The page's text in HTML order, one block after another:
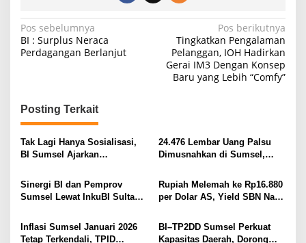
N
a
g
a
s
p
o
s
Pos sebelumnya
BI : Surplus Neraca
Perdagangan Berlanjut
Pos berikutnya
Tingkatkan Pengalaman
Pelanggan, IOH Hadirkan
Gerai IM3 Dengan Konsep
Baru yang Lebih “Comfy”
Posting Terkait
Tak Lagi Hanya Sosialisasi,
BI Sumsel Ajarkan
Perluas Layanan Penukaran
Uang
24.476 Lembar Uang Palsu
Dimusnahkan di Sumsel,
Mendominasi
Sinergi BI dan Pemprov
Sumsel Lewat InkuBI Sultan
Kelas Digital
Rupiah Melemah ke Rp16.880
per Dolar AS, Yield SBN Naik
Inflasi Sumsel Januari 2026
Tetap Terkendali, TPID
BI–TP2DD Sumsel Perkuat
Kapasitas Daerah, Dorong